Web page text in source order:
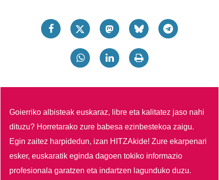
Goierriko albisteak euskaraz, libre eta kalitatez jaso nahi
dituzu? Horretarako zure babesa ezinbestekoa zaigu.
Egin zaitez harpidedun, izan HITZAkide!Zure ekarpenari
esker, euskaratik eginda dagoen tokiko informazio
profesionala garatzen eta indartzen lagunduko duzu.